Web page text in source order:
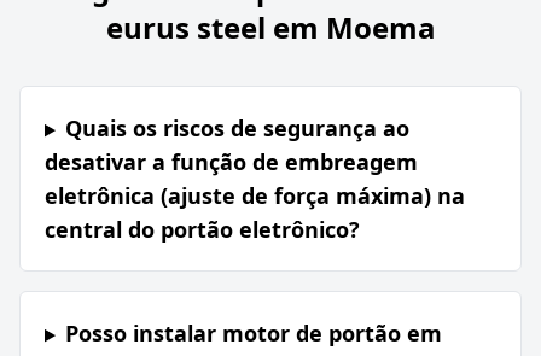
eurus steel em Moema
Quais os riscos de segurança ao
desativar a função de embreagem
eletrônica (ajuste de força máxima) na
central do portão eletrônico?
Posso instalar motor de portão em